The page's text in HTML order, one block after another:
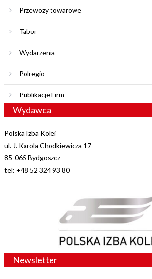
Przewozy towarowe
Tabor
Wydarzenia
Polregio
Publikacje Firm
Wydawca
Polska Izba Kolei
ul. J. Karola Chodkiewicza 17
85-065 Bydgoszcz
tel: +48 52 324 93 80
Newsletter